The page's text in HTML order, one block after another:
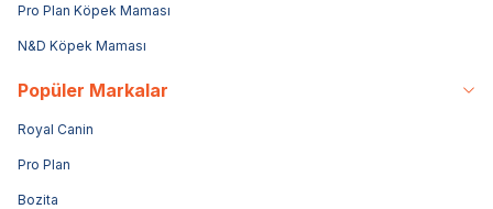
Pro Plan Köpek Maması
N&D Köpek Maması
Popüler Markalar
Royal Canin
Pro Plan
Bozita